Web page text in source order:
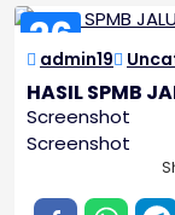
26
JUN
admin19
HASIL SPMB
Screenshot
Screenshot